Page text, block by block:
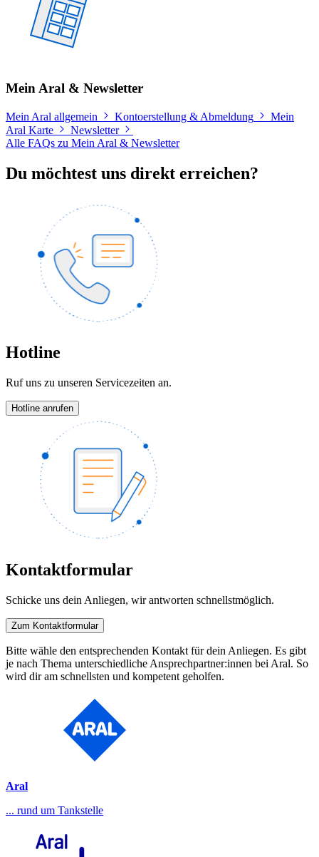
Mein Aral & Newsletter
Mein Aral allgemein Kontoerstellung & Abmeldung
Mein
Aral Karte
Newsletter
Alle FAQs zu Mein Aral & Newsletter
Du möchtest uns direkt erreichen?
Hotline
Ruf uns zu unseren Servicezeiten an.
Hotline anrufen
Kontaktformular
Schicke uns dein Anliegen, wir antworten schnellstmöglich.
Zum Kontaktformular
Bitte wähle den entsprechenden Kontakt für dein Anliegen. Es gibt
je nach Thema unterschiedliche Ansprechpartner:innen bei Aral. So
wird dir am schnellsten und kompetent geholfen.
Aral
... rund um Tankstelle